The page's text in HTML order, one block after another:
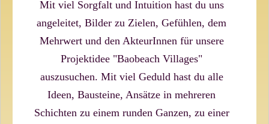
Mit viel Sorgfalt und Intuition hast du uns
angeleitet, Bilder zu Zielen, Gefühlen, dem
Mehrwert und den AkteurInnen für unsere
Projektidee "Baobeach Villages"
auszusuchen. Mit viel Geduld hast du alle
Ideen, Bausteine, Ansätze in mehreren
Schichten zu einem runden Ganzen, zu einer